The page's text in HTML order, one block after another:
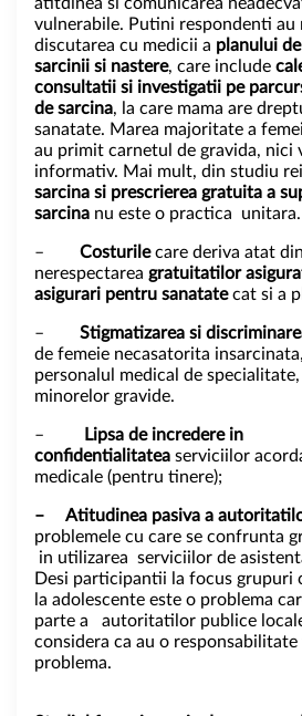
vulnerabile. Putini respondenti au
discutarea cu medicii a planului
sarcinii si nastere, care include
consultatii si investigatii pe
de sarcina, la care mama are
sanatate. Marea majoritate a
au primit carnetul de gravida, nici
informativ. Mai mult, din studiu
sarcina si prescrierea gratuita a
sarcina nu este o practica unitara.
– Costurilecare deriva atat din
nerespectarea gratuitatilor
asigurari pentru sanatatecat si a
– Stigmatizarea si
de femeie necasatorita
personalul medical de specialitate,
minorelor gravide.
–
Lipsa de incredere in
confidentialitatea serviciilor
medicale (pentru tinere);
– Atitudinea pasiva a
problemele cu care se confrunta
in utilizarea serviciilor de
Desi participantii la focus grupuri
la adolescente este o problema
parte a autoritatilor publice
considera ca au o responsabilitate
problema.